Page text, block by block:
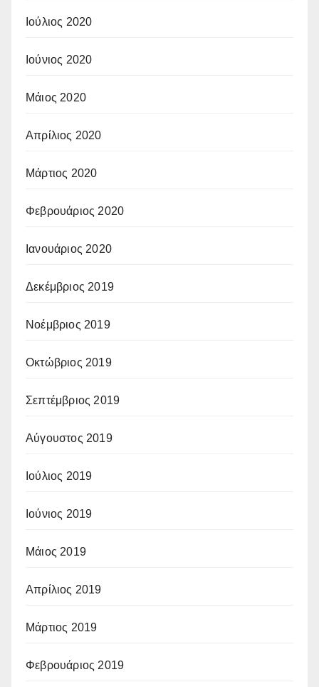
Ιούλιος 2020
Ιούνιος 2020
Μάιος 2020
Απρίλιος 2020
Μάρτιος 2020
Φεβρουάριος 2020
Ιανουάριος 2020
Δεκέμβριος 2019
Νοέμβριος 2019
Οκτώβριος 2019
Σεπτέμβριος 2019
Αύγουστος 2019
Ιούλιος 2019
Ιούνιος 2019
Μάιος 2019
Απρίλιος 2019
Μάρτιος 2019
Φεβρουάριος 2019